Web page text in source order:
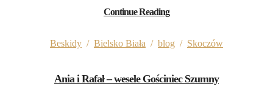
Continue Reading
Beskidy / Bielsko Biała / blog / Skoczów
Ania i Rafał – wesele Gościniec Szumny